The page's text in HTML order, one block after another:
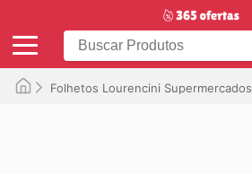
Folhetos Lourencini Supermercados